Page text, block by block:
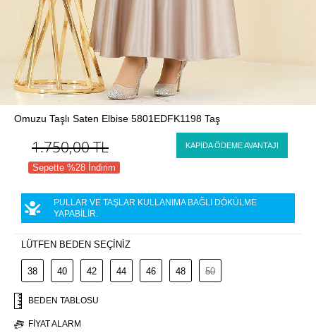
Omuzu Taşlı Saten Elbise 5801EDFK1198 Taş
1.750,00TL KAPIDA ÖDEME AVANTAJI
Sepette %28 İndirim
PULLAR VE TAŞLAR KULLANIMA BAĞLI DÖKÜLME
YAPABİLİR.
LÜTFEN BEDEN SEÇİNİZ
38 40 42 44 46 48 50
BEDEN TABLOSU
FIYAT ALARM